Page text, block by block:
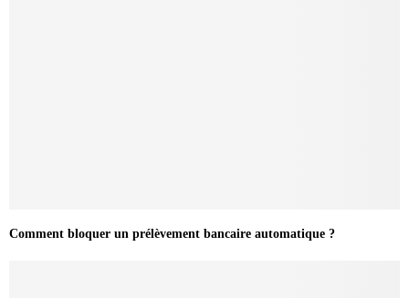
Comment bloquer un prélèvement bancaire automatique ?